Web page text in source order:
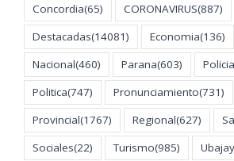
Concordia(65) CORONAVIRUS(887)
Destacadas(14081) Economia(136)
Nacional(460) Parana(603)
Politica(747) Pronunciamiento(731)
Provincial(1767) Regional(627)
Sociales(22) Turismo(985) Ubajay